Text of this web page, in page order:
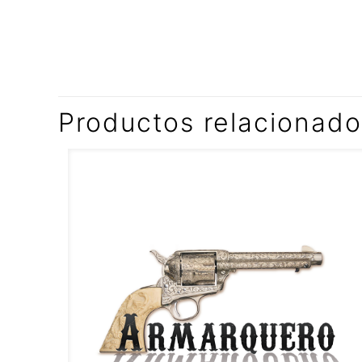
Productos